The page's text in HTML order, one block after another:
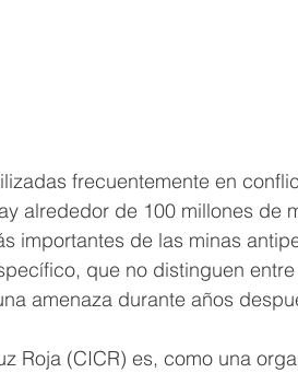
frecuentemente en
alrededor de 100 millones de
importantes de las minas
que no distinguen
amenaza durante años
Roja (CICR) es, como una